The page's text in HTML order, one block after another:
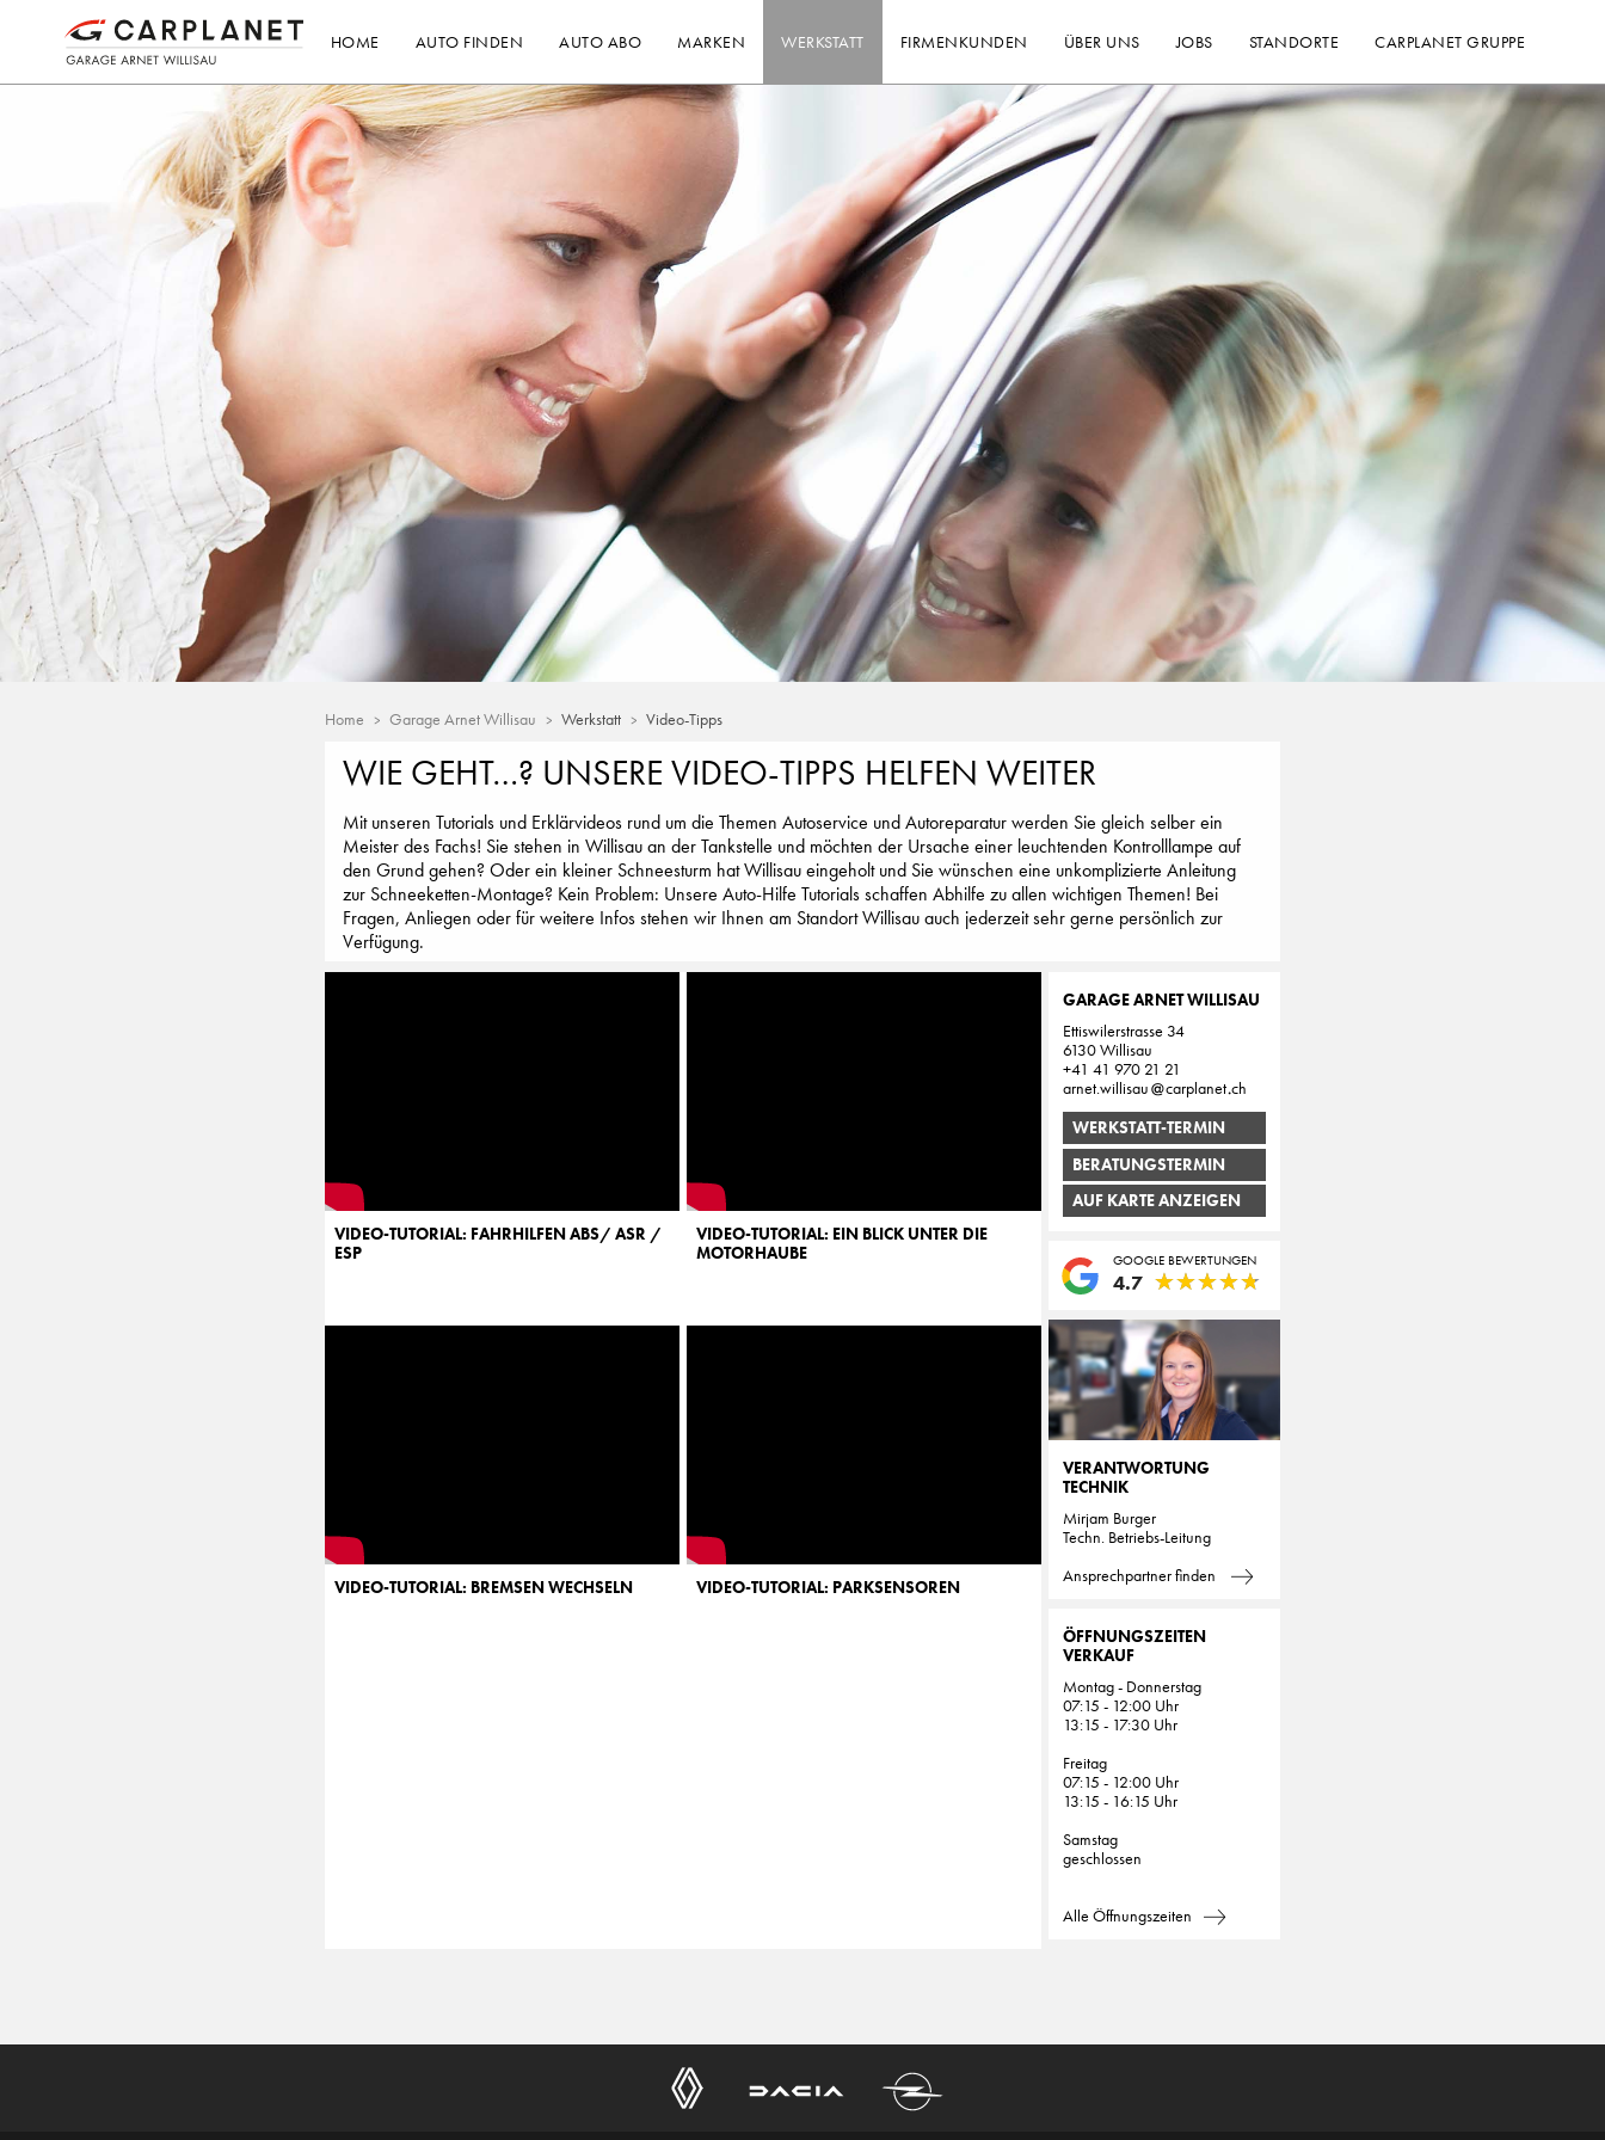
HOME AUTO FINDEN AUTO ABO MARKEN WERKSTATT FIRMENKUNDEN ÜBER UNS JOBS STANDORTE CARPLANET GRUPPE
Home Garage Arnet Willisau Werkstatt Video-Tipps
WIE GEHT…? UNSERE VIDEO-TIPPS HELFEN WEITER
Mit unseren Tutorials und Erklärvideos rund um die Themen Autoservice und Autoreparatur werden Sie gleich selber ein
Meister des Fachs! Sie stehen in Willisau an der Tankstelle und möchten der Ursache einer leuchtenden Kontrolllampe auf
den Grund gehen? Oder ein kleiner Schneesturm hat Willisau eingeholt und Sie wünschen eine unkomplizierte Anleitung
zur Schneeketten-Montage? Kein Problem: Unsere Auto-Hilfe Tutorials schaffen Abhilfe zu allen wichtigen Themen! Bei
Fragen, Anliegen oder für weitere Infos stehen wir Ihnen am Standort Willisau auch jederzeit sehr gerne persönlich zur
Verfügung.
VIDEO-TUTORIAL: FAHRHILFEN ABS/ ASR /
ESP
VIDEO-TUTORIAL: EIN BLICK UNTER DIE
MOTORHAUBE
VIDEO-TUTORIAL: BREMSEN WECHSELN VIDEO-TUTORIAL: PARKSENSOREN
GARAGE ARNET WILLISAU
Ettiswilerstrasse 34
6130 Willisau
+41 41 970 21 21
arnet.willisau
carplanet ch
WERKSTATT-TERMIN
BERATUNGSTERMIN
AUF KARTE ANZEIGEN
GOOGLE BEWERTUNGEN
4.7 ★★★★★
★★★★★
VERANTWORTUNG
TECHNIK
Mirjam Burger
Techn. Betriebs-Leitung
Ansprechpartner finden
ÖFFNUNGSZEITEN
VERKAUF
Montag - Donnerstag
07:15 - 12:00 Uhr
13:15 - 17:30 Uhr
Freitag
07:15 - 12:00 Uhr
13:15 - 16:15 Uhr
Samstag
geschlossen
Alle Öffnungszeiten